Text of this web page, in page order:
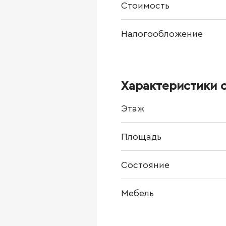
Стоимость
Налогообложение
Характеристики
Этаж
Площадь
Состояние
Мебель